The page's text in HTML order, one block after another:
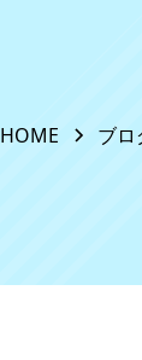
HOME ブロ